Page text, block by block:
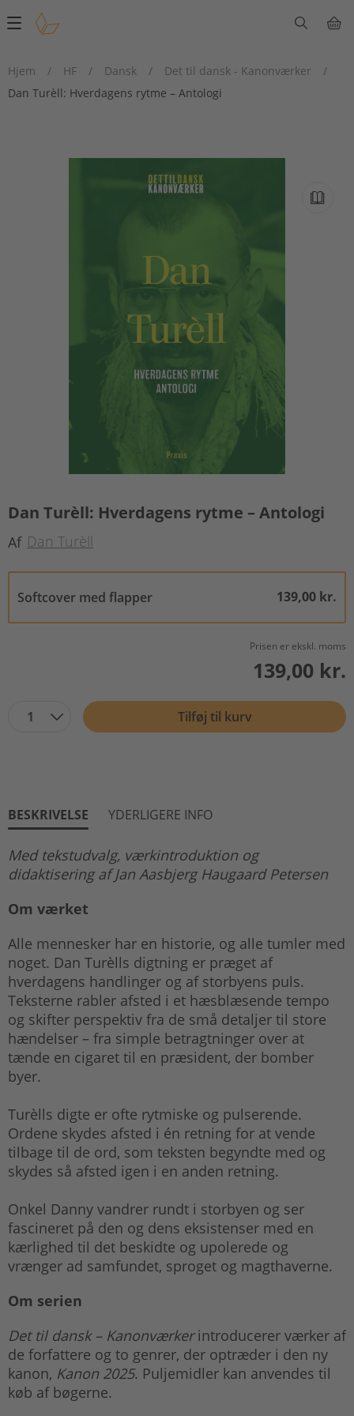
Main
Hjem
/ HF / Dansk / Det til dansk - Kanonværker
/
Dan Turèll: Hverdagens rytme – Antologi
Dan Turèll: Hverdagens rytme – Antologi
Af Dan Turèll
Softcover med flapper 139,00 kr.
Prisen er ekskl. moms
139,00 kr.
1 Tilføj til kurv
BESKRIVELSE YDERLIGERE INFO
Med tekstudvalg, værkintroduktion og
didaktisering af Jan Aasbjerg Haugaard Petersen
Om værket
Alle mennesker har en historie, og alle tumler med
noget. Dan Turèlls digtning er præget af
hverdagens handlinger og af storbyens puls.
Teksterne rabler afsted i et hæsblæsende tempo
og skifter perspektiv fra de små detaljer til store
hændelser – fra simple betragtninger over at
tænde en cigaret til en præsident, der bomber
byer.
Turèlls digte er ofte rytmiske og pulserende.
Ordene skydes afsted i én retning for at vende
tilbage til de ord, som teksten begyndte med og
skydes så afsted igen i en anden retning.
Onkel Danny vandrer rundt i storbyen og ser
fascineret på den og dens eksistenser med en
kærlighed til det beskidte og upolerede og
vrænger ad samfundet, sproget og magthaverne.
Om serien
Det til dansk – Kanonværkerintroducerer værker af
de forfattere og to genrer, der optræder i den ny
kanon, Kanon 2025. Puljemidler kan anvendes til
køb af bøgerne.